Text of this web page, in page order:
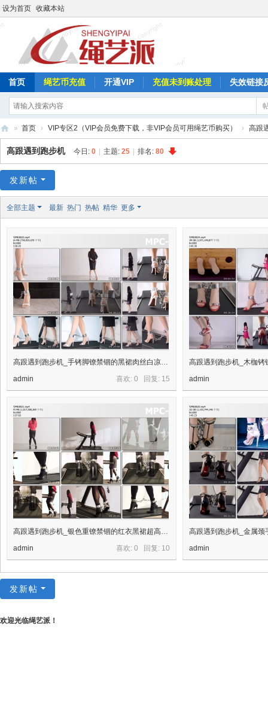
设为首页 收藏本站
首页 绳艺币充值 开通VIP 充值未到账处理 失效链接
绳
艺
» 首页 › VIP专区2（VIP会员免费下载，非VIP会员可用绳艺币购买） › 高跟
高跟遇到跑步机 今日: 0 主题: 25 排名: 80
发新帖
全部主题 最新 热门 热帖 精华 更多
高跟遇到跑步机_手铐脚镣禁锢的黑裙肉丝白凉高+金属GS、无线TD、电击器、电动BB
喜欢: 0 回复: 15
admin admin
高跟遇到跑步机_银色重镣禁锢的红衣黑裙超高跟+充气GS、TD、电击器与跑步机
喜欢: 0 回复: 10
admin admin
发新帖
欢迎光临绳艺派！